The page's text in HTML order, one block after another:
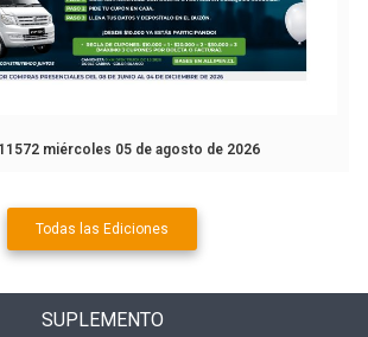
miércoles 05 de agosto de 2026
Todas las Ediciones
SUPLEMENTO